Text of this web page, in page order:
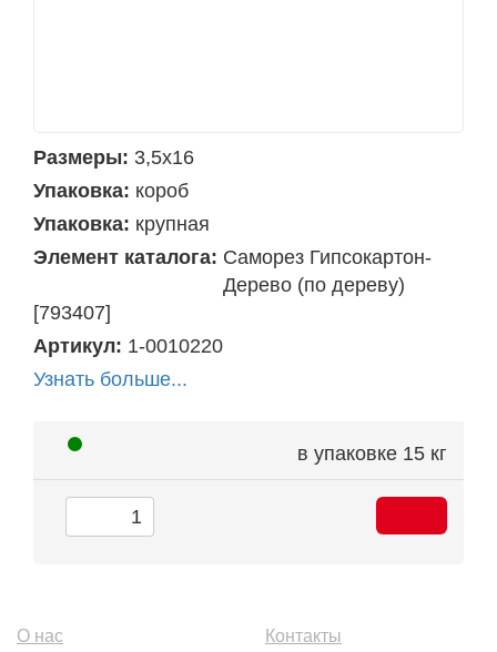
Размеры: 3,5х16
Упаковка: короб
Упаковка: крупная
Элемент каталога: Саморез Гипсокартон-
Дерево (по дереву)
[793407]
Артикул: 1-0010220
Узнать больше...
в упаковке 15 кг
О нас
Контакты